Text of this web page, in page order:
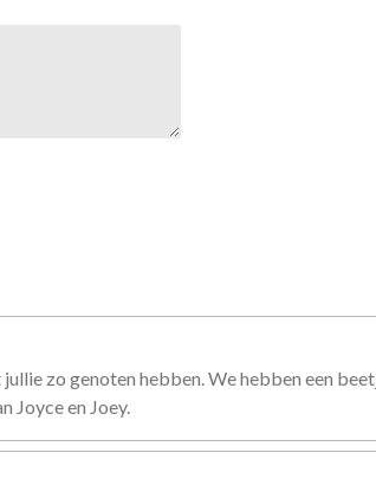
zo genoten hebben. We hebben een
Joyce en Joey.